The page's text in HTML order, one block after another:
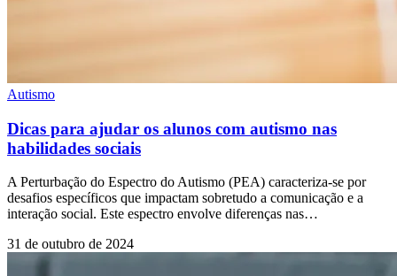
Autismo
Dicas para ajudar os alunos com autismo nas
habilidades sociais
A Perturbação do Espectro do Autismo (PEA) caracteriza-se por
desafios específicos que impactam sobretudo a comunicação e a
interação social. Este espectro envolve diferenças nas…
31 de outubro de 2024